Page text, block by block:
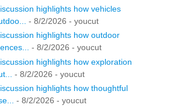
highlights how vehicles
- 8/2/2026 - youcut
highlights how outdoor
- 8/2/2026 - youcut
highlights how exploration
- 8/2/2026 - youcut
highlights how thoughtful
- 8/2/2026 - youcut